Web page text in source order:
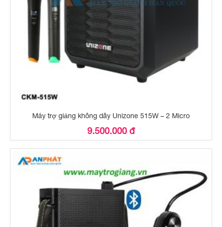
Máy trợ giảng không dây Unizone 515W – 2 Micro
9.500.000 đ